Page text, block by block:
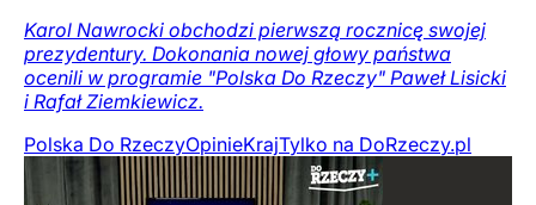
Karol Nawrocki obchodzi pierwszą rocznicę swojej
prezydentury. Dokonania nowej głowy państwa
ocenili w programie "Polska Do Rzeczy" Paweł Lisicki
i Rafał Ziemkiewicz.
Polska Do RzeczyOpinieKrajTylko na DoRzeczy.pl